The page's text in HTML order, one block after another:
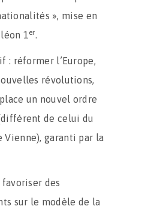
», mise en
1er.
: réformer l’Europe,
révolutions,
un nouvel ordre
de celui du
Vienne), garanti par la
des
sur le modèle de la